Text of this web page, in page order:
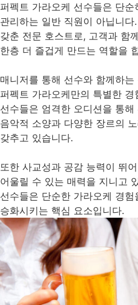
퍼펙트 가라오케 선수들은 단
관리하는 일반 직원이 아닙니
갖춘 전문 호스트로, 고객과 함
한층 더 즐겁게 만드는 역할을
매니저를 통해 선수와 함께하
퍼펙트 가라오케만의 특별한
선수들은 엄격한 오디션을 통
음악적 소양과 다양한 장르의
갖추고 있습니다.
또한 사교성과 공감 능력이 뛰
어울릴 수 있는 매력을 지니고
선수들은 단순한 가라오케 경
승화시키는 핵심 요소입니다.